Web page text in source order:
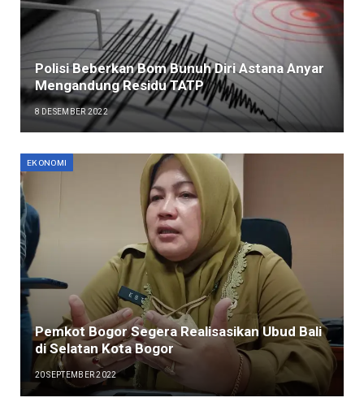
Polisi Beberkan Bom Bunuh Diri Astana Anyar
Mengandung Residu TATP
8 DESEMBER 2022
EKONOMI
Pemkot Bogor Segera Realisasikan Ubud Bali
di Selatan Kota Bogor
20 SEPTEMBER 2022